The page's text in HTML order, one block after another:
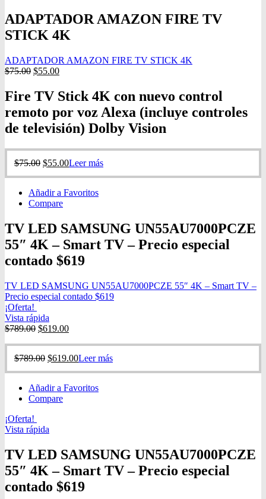
ADAPTADOR AMAZON FIRE TV
STICK 4K
ADAPTADOR AMAZON FIRE TV STICK 4K
$75.00 $55.00
Fire TV Stick 4K con nuevo control
remoto por voz Alexa (incluye controles
de televisión) Dolby Vision
$75.00 $55.00Leer más
Añadir a Favoritos
Compare
TV LED SAMSUNG UN55AU7000PCZE
55″ 4K – Smart TV – Precio especial
contado $619
TV LED SAMSUNG UN55AU7000PCZE 55″ 4K – Smart TV –
Precio especial contado $619
¡Oferta!
Vista rápida
$789.00 $619.00
$789.00 $619.00Leer más
Añadir a Favoritos
Compare
¡Oferta!
Vista rápida
TV LED SAMSUNG UN55AU7000PCZE
55″ 4K – Smart TV – Precio especial
contado $619